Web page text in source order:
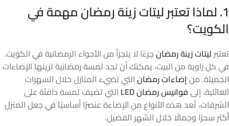
1. لماذا تعتبر ليتات زينة رمضان مهمة في
الكويت؟
تعتبرليتات زينة رمضانجزءًا لا يتجزأ من الأجواء الرمضانية في الكويت.
في كل زاوية من البيت، يمكنك أن تجد لمسة رمضانية تزينها الإضاءات
الجميلة. منإضاءات رمضانالتي تضيء المنازل خلال السهرات
العائلية، إلىفوانيس رمضان LED
التي تضيف لمسة دافئة على
الشرفات، تُعد هذه الأنواع من الإضاءة عنصرًا أساسيًا في جعل المنزل
أكثر سحرًا وجمالًا خلال الشهر الفضيل.